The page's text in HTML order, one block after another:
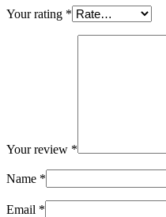
Your rating *
Your review *
Name *
Email *